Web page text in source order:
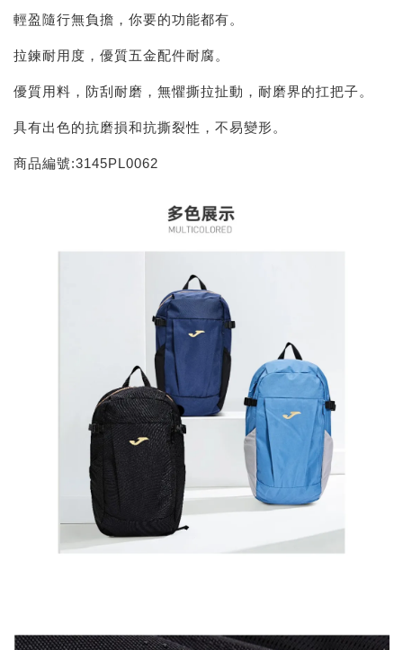
輕盈隨行無負擔，你要的功能都有。
拉鍊耐用度，優質五金配件耐腐。
優質用料，防刮耐磨，無懼撕拉扯動，耐磨界的扛把子。
具有出色的抗磨損和抗撕裂性，不易變形。
商品編號:3145PL0062